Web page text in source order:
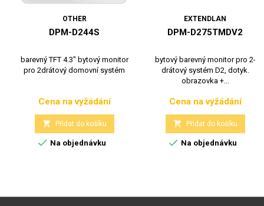
OTHER
DPM-D244S
barevný TFT 4.3" bytový monitor
pro 2drátový domovní systém
Cena
Cena na vyžádání
 Přidat do košíku
 Na objednávku
EXTENDLAN
DPM-D275TMDV2
bytový barevný monitor pro 2-
drátový systém D2, dotyk.
obrazovka +...
Cena
Cena na vyžádání
 Přidat do košíku
 Na objednávku